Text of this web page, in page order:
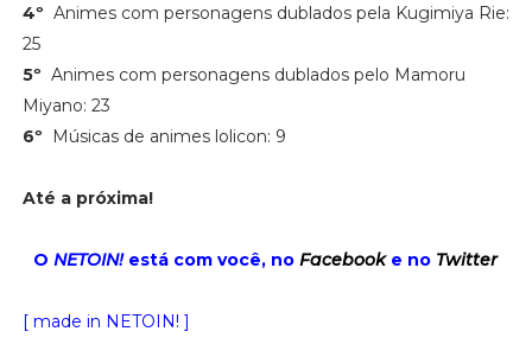
4º Animes com personagens dublados pela Kugimiya Rie:
25
5º Animes com personagens dublados pelo Mamoru
Miyano: 23
6º Músicas de animes lolicon: 9
Até a próxima!
ONETOIN!está com você, noFacebooke no Twitter
[ made in NETOIN! ]